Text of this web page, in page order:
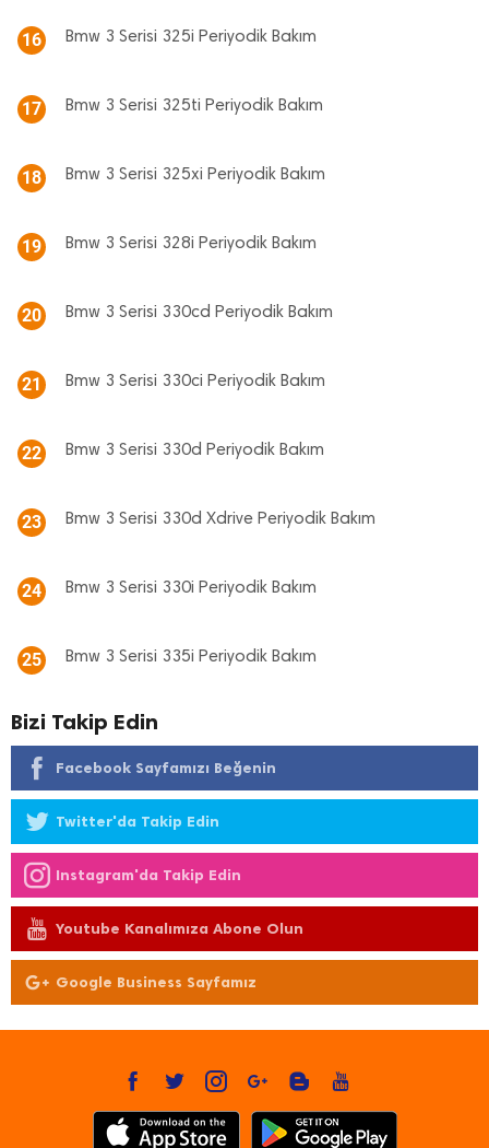
16 Bmw 3 Serisi 325i Periyodik Bakım
17 Bmw 3 Serisi 325ti Periyodik Bakım
18 Bmw 3 Serisi 325xi Periyodik Bakım
19 Bmw 3 Serisi 328i Periyodik Bakım
20 Bmw 3 Serisi 330cd Periyodik Bakım
21 Bmw 3 Serisi 330ci Periyodik Bakım
22 Bmw 3 Serisi 330d Periyodik Bakım
23 Bmw 3 Serisi 330d Xdrive Periyodik Bakım
24 Bmw 3 Serisi 330i Periyodik Bakım
25 Bmw 3 Serisi 335i Periyodik Bakım
Bizi Takip Edin
Facebook Sayfamızı Beğenin
Twitter'da Takip Edin
Instagram'da Takip Edin
Youtube Kanalımıza Abone Olun
Google Business Sayfamız